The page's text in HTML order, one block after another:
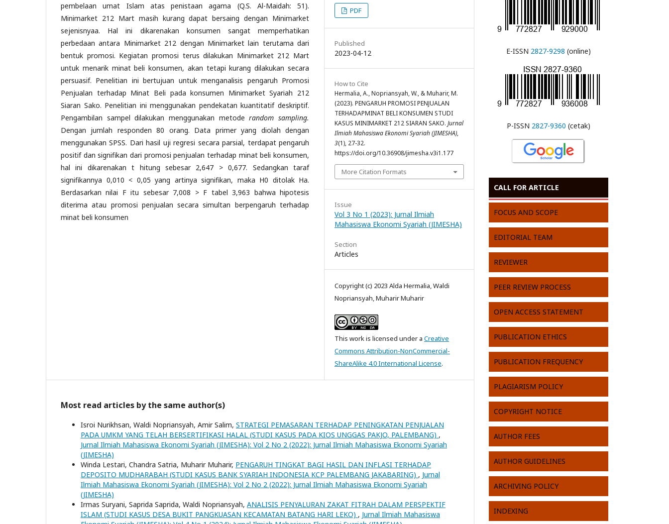
pembelaan umat Islam atas penistaan agama (Q.S. Al-Maidah: 51).
Minimarket 212 Mart masih kurang dapat bersaing dengan Minimarket
sejenisnyaa. Hal ini dikarenakan konsumen sangat memperhatikan
perbedaan antara Minimarket 212 dengan Minimarket lain terutama dari
bentuk promosi. Kegiatan promosi terus dilakukan Minimarket 212 Mart
untuk menarik minat beli konsumen, akan tetapi kurang dilakukan secara
persuasif. Penelitian ini bertujuan untuk menganalisis pengaruh Promosi
Penjualan terhadap Minat Beli pada konsumen Minimarket Syariah 212
Siaran Sako. Penelitian ini menggunakan pendekatan kuantitatif deskriptif.
Pengambilan sampel dilakukan menggunakan metoderandom sampling.
Dengan jumlah responden 80 orang. Data primer yang diolah dengan
menggunakan SPSS. Dari hasil uji regresi secara parsial, terdapat pengaruh
positif dan signifikan dari promosi penjualan terhadap minat beli konsumen,
hal ini dikarenakan t hitung sebesar 2,647 > 0,677. Sedangkan taraf
signifikannya 0,010 < 0,05 yang artinya signifikan, maka H0 ditolak Ha.
Berdasarkan nilai F itu sebesar 7,008 > F tabel 3,963 bahwa hipotesis
diterima atau promosi penjualan secara simultan berpengaruh terhadap
minat beli konsumen
PDF
Published
2023-04-12
How to Cite
Hermalia, A., Nopriansyah, W., & Muharir, M.
(2023). PENGARUH PROMOSI PENJUALAN
TERHADAPMINAT BELI KONSUMEN STUDI
KASUS MINIMARKET 212 SIARAN SAKO. Jurnal
Ilmiah Mahasiswa Ekonomi Syariah (JIMESHA),
3(1), 27-32.
https://doi.org/10.36908/jimesha.v3i1.177
More Citation Formats
Issue
Vol 3 No 1 (2023): Jurnal Ilmiah
Mahasiswa Ekonomi Syariah (JIMESHA)
Section
Articles
Copyright (c) 2023 Alda Hermalia, Waldi
Nopriansyah, Muharir Muharir
This work is licensed under a Creative
Commons Attribution-NonCommercial-
ShareAlike 4.0 International License.
Most read articles by the same author(s)
Isroi Nurikhsan, Waldi Nopriansyah, Amir Salim, STRATEGI PEMASARAN TERHADAP PENINGKATAN PENJUALAN
PADA UMKM YANG TELAH BERSERTIFIKASI HALAL (STUDI KASUS PADA KIOS UNGGAS PAKJO, PALEMBANG) ,
Jurnal Ilmiah Mahasiswa Ekonomi Syariah (JIMESHA): Vol 2 No 2 (2022): Jurnal Ilmiah Mahasiswa Ekonomi Syariah
(JIMESHA)
Winda Lestari, Chandra Satria, Muharir Muharir, PENGARUH TINGKAT BAGI HASIL DAN INFLASI TERHADAP
DEPOSITO MUDHARABAH (STUDI KASUS BANK SYARIAH INDONESIA KCP PALEMBANG JAKABARING) , Jurnal
Ilmiah Mahasiswa Ekonomi Syariah (JIMESHA): Vol 2 No 2 (2022): Jurnal Ilmiah Mahasiswa Ekonomi Syariah
(JIMESHA)
Irmas Suryani, Saprida Saprida, Waldi Nopriansyah, ANALISIS PENYALURAN ZAKAT FITRAH DALAM PERSPEKTIF
ISLAM (STUDI KASUS DESA BUKIT PANGKUASAN KECAMATAN BATANG HARI LEKO) , Jurnal Ilmiah Mahasiswa
E-ISSN 2827-9298 (online)
P-ISSN 2827-9360 (cetak)
CALL FOR ARTICLE
FOCUS AND SCOPE
EDITORIAL TEAM
REVIEWER
PEER REVIEW PROCESS
OPEN ACCESS STATEMENT
PUBLICATION ETHICS
PUBLICATION FREQUENCY
PLAGIARISM POLICY
COPYRIGHT NOTICE
AUTHOR FEES
AUTHOR GUIDELINES
ARCHIVING POLICY
INDEXING